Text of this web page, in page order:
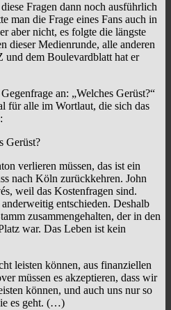
Fragen dann noch ausführlich
man die Frage eines Fans auch in
aber nicht, es folgte die längste
dieser Medienrunde, alle anderen
dem Boulevardblatt hat er
an: „Welches Gerüst?“
für alle im Wortlaut, die sich das
Gerüst?
verlieren müssen, das ist ein
nach Köln zurückkehren. John
weil das Kostenfragen sind.
entschieden. Deshalb
zusammengehalten, der in den
war. Das Leben ist kein
leisten können, aus finanziellen
müssen es akzeptieren, dass wir
können, und auch uns nur so
es geht. (…)